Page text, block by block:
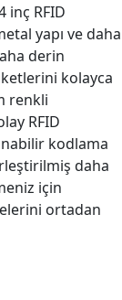
inç RFID
yapı ve daha
derin
kolayca
renkli
RFID
kodlama
daha
için
ortadan